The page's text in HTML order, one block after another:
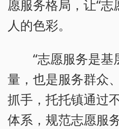
愿服务格局，让“志
人的色彩。
“志愿服务是基
量，也是服务群众
抓手，托托镇通过
体系，规范志愿服